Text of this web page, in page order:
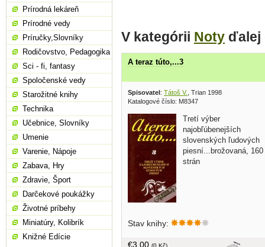
V kategórii Noty ďalej
A teraz túto,...3
Spisovatel: Tátoš V. , Trian 1998
Katalogové číslo: M8347
Tretí výber
najobľúbenejších
slovenských ľudových
piesní...brožovaná, 160
strán
Stav knihy:
€3,00 (0 Kč)
Prírodná lekáreň
Prírodné vedy
Príručky,Slovníky
Rodičovstvo, Pedagogika
Sci - fi, fantasy
Spoločenské vedy
Starožitné knihy
Technika
Učebnice, Slovníky
Umenie
Varenie, Nápoje
Zabava, Hry
Zdravie, Šport
Darčekové poukážky
Životné príbehy
Miniatúry, Kolibrík
Knižné Edície